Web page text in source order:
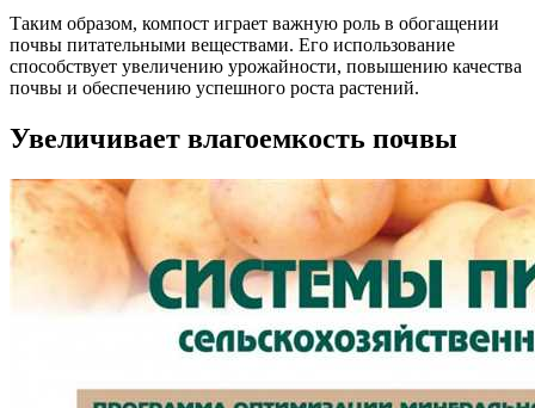
Таким образом, компост играет важную роль в обогащении
почвы питательными веществами. Его использование
способствует увеличению урожайности, повышению качества
почвы и обеспечению успешного роста растений.
Увеличивает влагоемкость почвы